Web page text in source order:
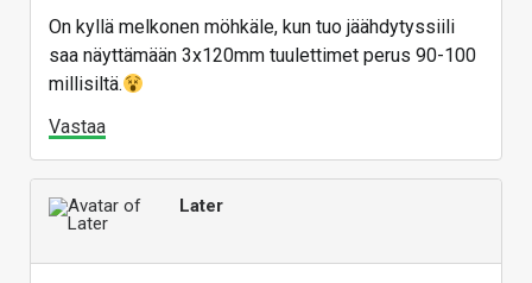
On kyllä melkonen möhkäle, kun tuo jäähdytyssiili
saa näyttämään 3x120mm tuulettimet perus 90-100
millisiltä.
Vastaa
Later